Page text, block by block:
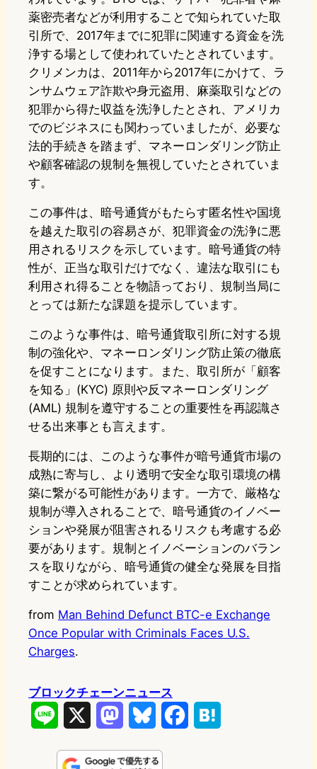
薬密売者などが利用することで知られていた取
引所で、2017年までに犯罪に関連する資金を洗
浄する場として使われていたとされています。
クリメンカは、2011年から2017年にかけて、ラ
ンサムウェア詐欺や身元盗用、麻薬取引などの
犯罪から得た収益を洗浄したとされ、アメリカ
でのビジネスにも関わっていましたが、必要な
法的手続きを踏まず、マネーロンダリング防止
や顧客確認の規制を無視していたとされていま
す。
この事件は、暗号通貨がもたらす匿名性や国境
を越えた取引の容易さが、犯罪資金の洗浄に悪
用されるリスクを示しています。暗号通貨の特
性が、正当な取引だけでなく、違法な取引にも
利用され得ることを物語っており、規制当局に
とっては新たな課題を提示しています。
このような事件は、暗号通貨取引所に対する規
制の強化や、マネーロンダリング防止策の徹底
を促すことになります。また、取引所が「顧客
を知る」(KYC) 原則や反マネーロンダリング
(AML) 規制を遵守することの重要性を再認識さ
せる出来事とも言えます。
長期的には、このような事件が暗号通貨市場の
成熟に寄与し、より透明で安全な取引環境の構
築に繋がる可能性があります。一方で、厳格な
規制が導入されることで、暗号通貨のイノベー
ションや発展が阻害されるリスクも考慮する必
要があります。規制とイノベーションのバラン
スを取りながら、暗号通貨の健全な発展を目指
すことが求められています。
from Man Behind Defunct BTC-e Exchange
Once Popular with Criminals Faces U.S.
Charges.
ブロックチェーンニュース